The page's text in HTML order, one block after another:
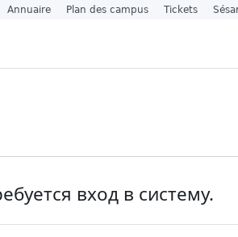
вход в систему.
Annuaire Plan des campus Tickets